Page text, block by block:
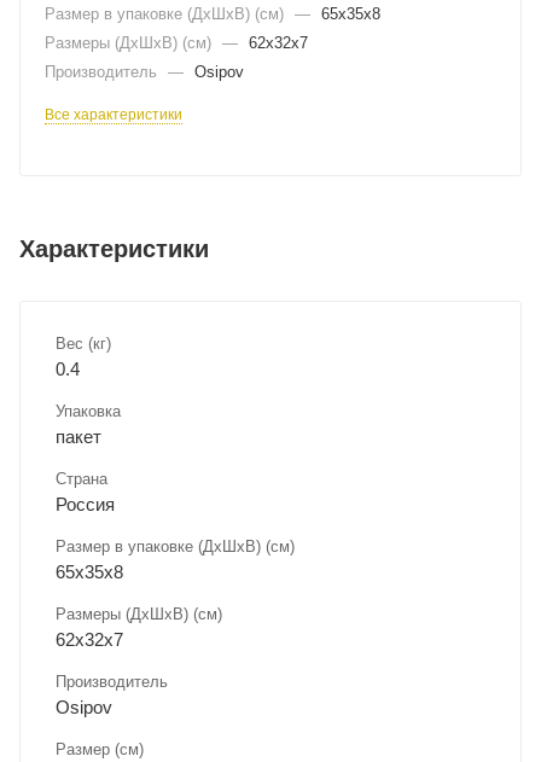
Размер в упаковке (ДхШxВ) (см) — 65х35х8
Размеры (ДxШxВ) (см) — 62х32х7
Производитель
— Osipov
Все характеристики
Характеристики
Вес (кг)
0.4
Упаковка
пакет
Страна
Россия
Размер в упаковке (ДхШxВ) (см)
65х35х8
Размеры (ДxШxВ) (см)
62х32х7
Производитель
Osipov
Размер (см)